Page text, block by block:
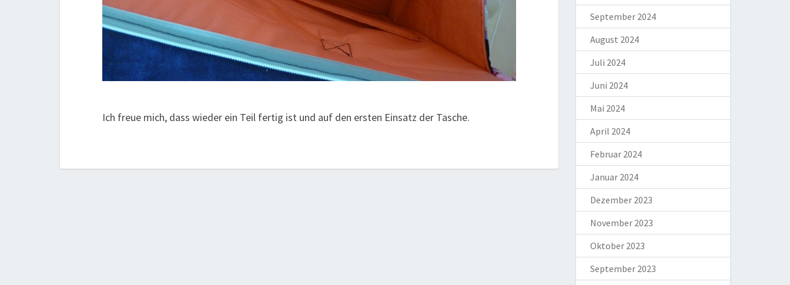
Ich freue mich, dass wieder ein Teil fertig ist und auf den ersten Einsatz der Tasche.
September 2024
August 2024
Juli 2024
Juni 2024
Mai 2024
April 2024
Februar 2024
Januar 2024
Dezember 2023
November 2023
Oktober 2023
September 2023